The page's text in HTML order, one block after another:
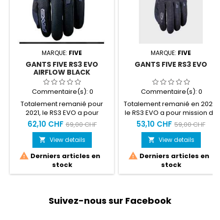
MARQUE: FIVE
GANTS FIVE RS3 EVO
AIRFLOW BLACK
Commentaire(s): 0
Totalement remanié pour
2021, le RS3 EVO a pour
mission de remplacer l’un
des gants les plus populaires
de FIVE, le RS3. Le voici dans
sa version AIRFLOW, ventilée,
destinée au pilotage urbain
en conditions estivales. Il
adopte la dernière
ERGO PROTECH® pour plus de
62,10 CHF 69,00 CHF
 View details
 Derniers articles en
stock
MARQUE: FIVE
GANTS FIVE RS3 EVO
Commentaire(s): 0
Totalement remanié en 2022,
le RS3 EVO a pour mission de
remplacer l’un des gants les
plus populaires de FIVE, le
RS3. Taille du XS au XXXL
53,10 CHF 59,00 CHF
 View details
 Derniers articles en
stock
Suivez-nous sur Facebook